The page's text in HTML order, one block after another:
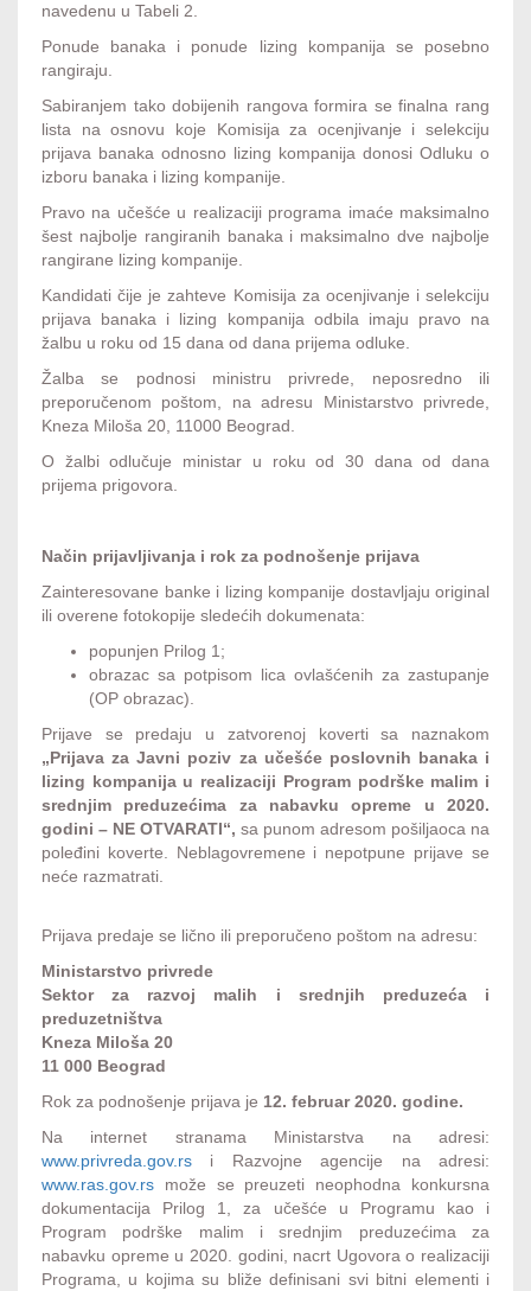
navedenu u Tabeli 2.
Ponude banaka i ponude lizing kompanija se posebno
rangiraju.
Sabiranjem tako dobijenih rangova formira se finalna rang
lista na osnovu koje Komisija za ocenjivanje i selekciju
prijava banaka odnosno lizing kompanija donosi Odluku o
izboru banaka i lizing kompanije.
Pravo na učešće u realizaciji programa imaće maksimalno
šest najbolje rangiranih banaka i maksimalno dve najbolje
rangirane lizing kompanije.
Kandidati čije je zahteve Komisija za ocenjivanje i selekciju
prijava banaka i lizing kompanija odbila imaju pravo na
žalbu u roku od 15 dana od dana prijema odluke.
Žalba se podnosi ministru privrede, neposredno ili
preporučenom poštom, na adresu Ministarstvo privrede,
Kneza Miloša 20, 11000 Beograd.
O žalbi odlučuje ministar u roku od 30 dana od dana
prijema prigovora.
Način prijavljivanja i rok za podnošenje prijava
Zainteresovane banke i lizing kompanije dostavljaju original
ili overene fotokopije sledećih dokumenata:
popunjen Prilog 1;
obrazac sa potpisom lica ovlašćenih za zastupanje
(OP obrazac).
Prijave se predaju u zatvorenoj koverti sa naznakom
„Prijava za Javni poziv za učešće poslovnih banaka i
lizing kompanija u realizaciji Program podrške malim i
srednjim preduzećima za nabavku opreme u 2020.
godini – NE OTVARATI“, sa punom adresom pošiljaoca na
poleđini koverte. Neblagovremene i nepotpune prijave se
neće razmatrati.
Prijava predaje se lično ili preporučeno poštom na adresu:
Ministarstvo privrede
Sektor za razvoj malih i srednjih preduzeća i
preduzetništva
Kneza Miloša 20
11 000 Beograd
Rok za podnošenje prijava je 12. februar 2020. godine.
Na internet stranama Ministarstva na adresi:
www.privreda.gov.rs i Razvojne agencije na adresi:
www.ras.gov.rs može se preuzeti neophodna konkursna
dokumentacija Prilog 1, za učešće u Programu kao i
Program podrške malim i srednjim preduzećima za
nabavku opreme u 2020. godini, nacrt Ugovora o realizaciji
Programa, u kojima su bliže definisani svi bitni elementi i